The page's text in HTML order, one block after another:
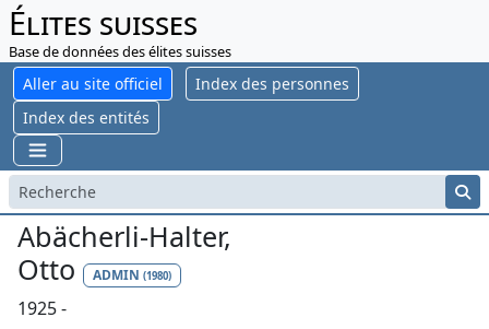
Élites suisses
Base de données des élites suisses
Aller au site officiel
Index des personnes
Index des entités
Abächerli-Halter,
Otto
ADMIN (1980)
1925 -